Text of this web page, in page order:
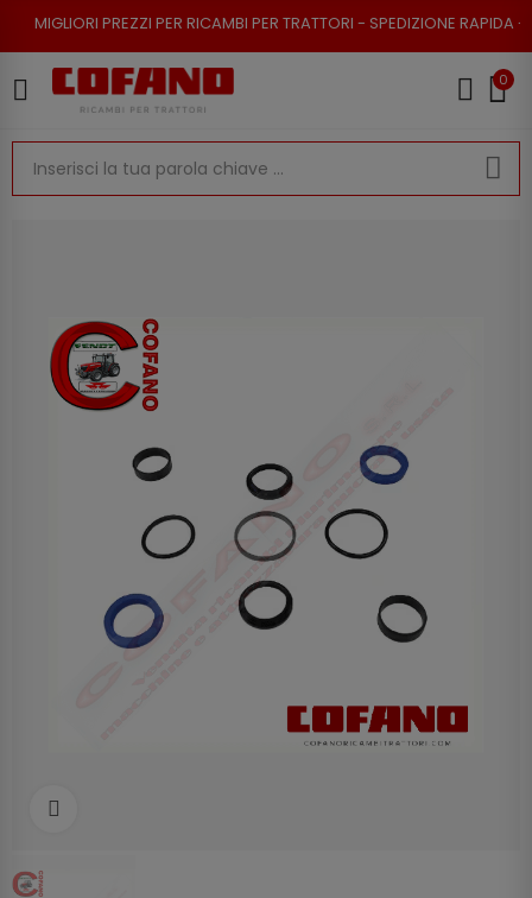
PER RICAMBI PER TRATTORI - SPEDIZIONE RAPIDA - RESO POSSIBILE
0